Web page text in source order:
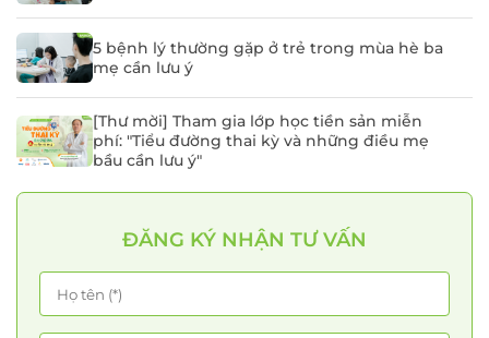
5 bệnh lý thường gặp ở trẻ trong mùa hè ba
mẹ cần lưu ý
[Thư mời] Tham gia lớp học tiền sản miễn
phí: "Tiểu đường thai kỳ và những điều mẹ
bầu cần lưu ý"
ĐĂNG KÝ NHẬN TƯ VẤN